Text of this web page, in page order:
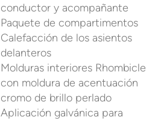
conductor y acompañante
Paquete de compartimentos
Calefacción de los asientos
delanteros
Molduras interiores Rhombicle
con moldura de acentuación
cromo de brillo perlado
Aplicación galvánica para